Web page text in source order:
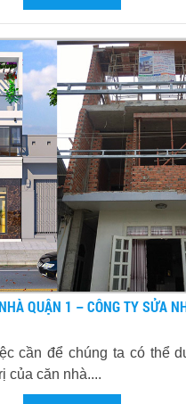
QUẬN 1 – CÔNG TY SỬA
cần để chúng ta có thể
của căn nhà....